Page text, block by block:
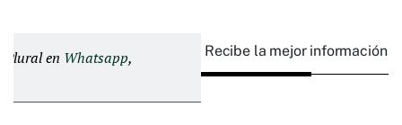
Plural en Whatsapp, Recibe la mejor información